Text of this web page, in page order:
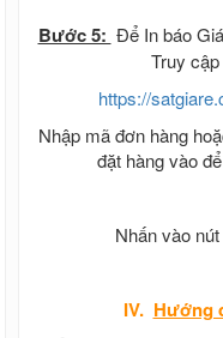
Bước 5: Để In báo
Truy
https://
Nhập mã đơn hàng
đặt hàng vào
Nhấn vào
IV. Hướng